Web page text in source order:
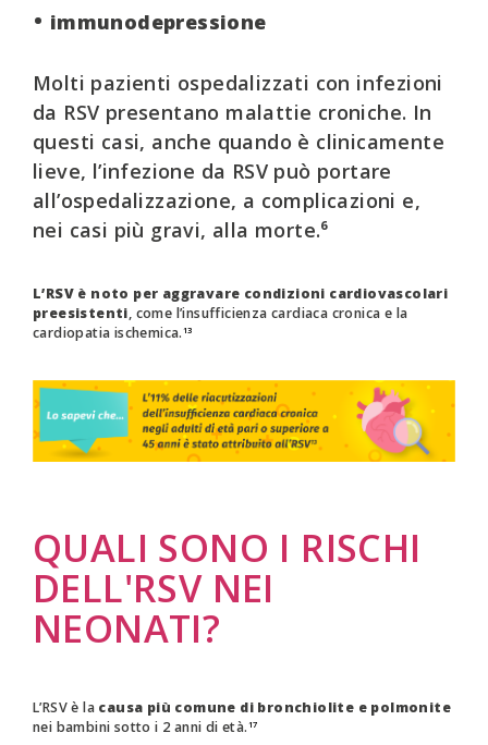
• immunodepressione
Molti pazienti ospedalizzati con infezioni
da RSV presentano malattie croniche. In
questi casi, anche quando è clinicamente
lieve, l’infezione da RSV può portare
all’ospedalizzazione, a complicazioni e,
nei casi più gravi, alla morte.⁶
L’RSV è noto per aggravare condizioni cardiovascolari
preesistenti, come l’insufficienza cardiaca cronica e la
cardiopatia ischemica. 13
QUALI SONO I RISCHI
DELL'RSV NEI
NEONATI?
L’RSV è la causa più comune di bronchiolite e polmonite
nei bambini sotto i 2 anni di età. 17